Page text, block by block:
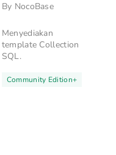
By NocoBase
Menyediakan
template Collection
SQL.
Community Edition+